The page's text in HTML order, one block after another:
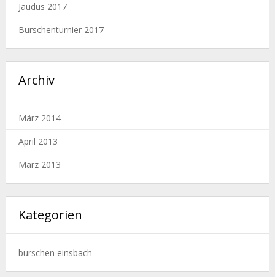
Jaudus 2017
Burschenturnier 2017
Archiv
März 2014
April 2013
März 2013
Kategorien
burschen einsbach